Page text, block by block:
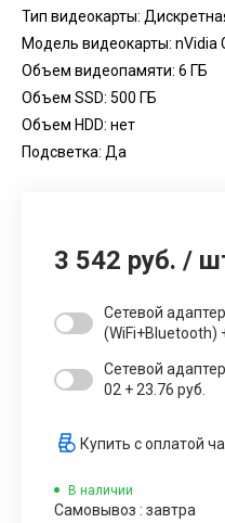
Тип видеокарты:
Модель видеокарты: nVidia
Объем видеопамяти: 6 ГБ
Объем SSD: 500 ГБ
Объем HDD: нет
Подсветка: Да
3 542 руб. /
Сетевой
(WiFi+Bluetooth)
Сетевой
02 + 23.76 руб.
Купить с оплатой
В наличии
Самовывоз : завтра